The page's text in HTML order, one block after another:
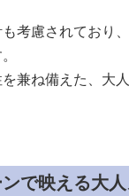
考慮されており
兼ね備えた、大
で映える大